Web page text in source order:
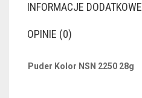
INFORMACJE DODATKOWE
OPINIE (0)
Puder Kolor NSN 2250 28g